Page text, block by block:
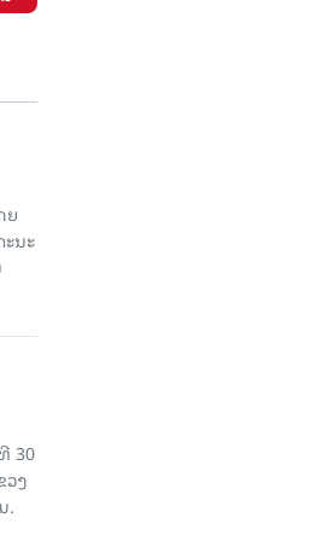
ຍ
ນະ
30
ວງ
.